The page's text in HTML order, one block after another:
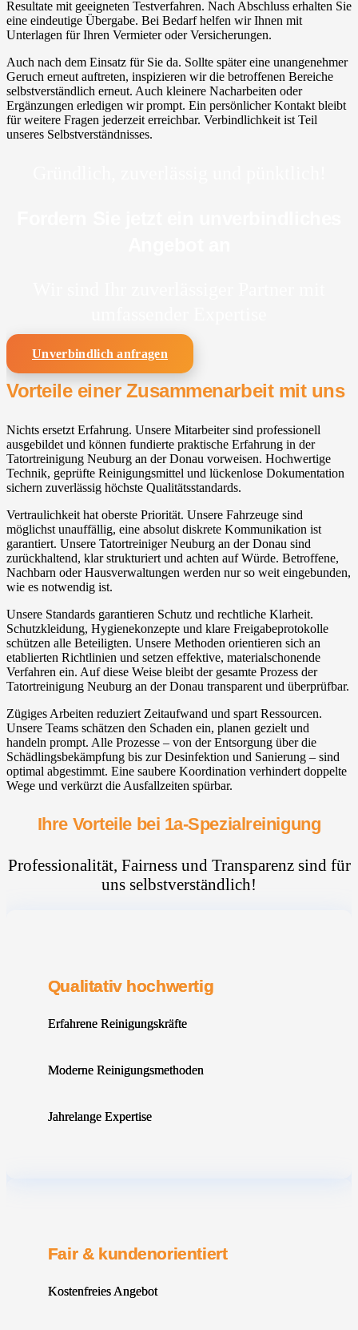
Resultate mit geeigneten Testverfahren. Nach Abschluss erhalten Sie
eine eindeutige Übergabe. Bei Bedarf helfen wir Ihnen mit
Unterlagen für Ihren Vermieter oder Versicherungen.
Auch nach dem Einsatz für Sie da. Sollte später eine unangenehmer
Geruch erneut auftreten, inspizieren wir die betroffenen Bereiche
selbstverständlich erneut. Auch kleinere Nacharbeiten oder
Ergänzungen erledigen wir prompt. Ein persönlicher Kontakt bleibt
für weitere Fragen jederzeit erreichbar. Verbindlichkeit ist Teil
unseres Selbstverständnisses.
Unverbindlich anfragen
Vorteile einer Zusammenarbeit mit uns
Nichts ersetzt Erfahrung. Unsere Mitarbeiter sind professionell
ausgebildet und können fundierte praktische Erfahrung in der
Tatortreinigung Neuburg an der Donau vorweisen. Hochwertige
Technik, geprüfte Reinigungsmittel und lückenlose Dokumentation
sichern zuverlässig höchste Qualitätsstandards.
Vertraulichkeit hat oberste Priorität. Unsere Fahrzeuge sind
möglichst unauffällig, eine absolut diskrete Kommunikation ist
garantiert. Unsere Tatortreiniger Neuburg an der Donau sind
zurückhaltend, klar strukturiert und achten auf Würde. Betroffene,
Nachbarn oder Hausverwaltungen werden nur so weit eingebunden,
wie es notwendig ist.
Unsere Standards garantieren Schutz und rechtliche Klarheit.
Schutzkleidung, Hygienekonzepte und klare Freigabeprotokolle
schützen alle Beteiligten. Unsere Methoden orientieren sich an
etablierten Richtlinien und setzen effektive, materialschonende
Verfahren ein. Auf diese Weise bleibt der gesamte Prozess der
Tatortreinigung Neuburg an der Donau transparent und überprüfbar.
Zügiges Arbeiten reduziert Zeitaufwand und spart Ressourcen.
Unsere Teams schätzen den Schaden ein, planen gezielt und
handeln prompt. Alle Prozesse – von der Entsorgung über die
Schädlingsbekämpfung bis zur Desinfektion und Sanierung – sind
optimal abgestimmt. Eine saubere Koordination verhindert doppelte
Wege und verkürzt die Ausfallzeiten spürbar.
Ihre Vorteile bei 1a-Spezialreinigung
Professionalität, Fairness und Transparenz sind für
uns selbstverständlich!
Qualitativ hochwertig
Erfahrene Reinigungskräfte
Moderne Reinigungsmethoden
Jahrelange Expertise
Fair & kundenorientiert
Kostenfreies Angebot